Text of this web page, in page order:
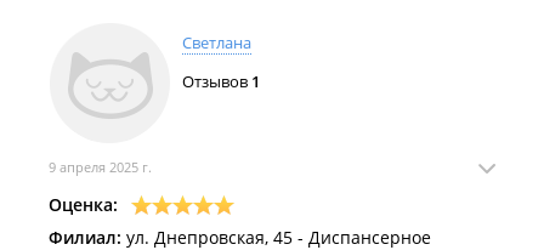
Светлана
Отзывов 1
9 апреля 2025 г.
Оценка:
Филиал: ул. Днепровская, 45 - Диспансерное